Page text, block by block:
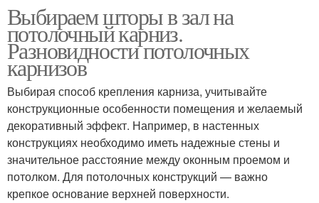
Выбираем шторы в зал на
потолочный карниз.
Разновидности потолочных
карнизов
Выбирая способ крепления карниза, учитывайте
конструкционные особенности помещения и желаемый
декоративный эффект. Например, в настенных
конструкциях необходимо иметь надежные стены и
значительное расстояние между оконным проемом и
потолком. Для потолочных конструкций — важно
крепкое основание верхней поверхности.